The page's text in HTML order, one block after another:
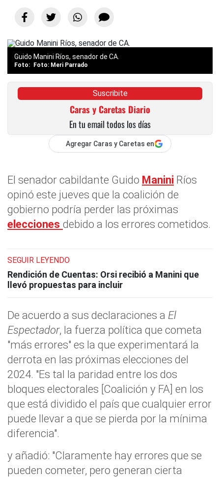
Guido Manini Ríos, senador de CA.
Foto: Meri Parrado
Suscribite
Caras y Caretas Diario
En tu email todos los días
Agregar Caras y Caretas en
El senador cabildante Guido Manini Ríos
opinó este jueves que la coalición de
gobierno podría perder las próximas
elecciones debido a los errores cometidos.
SEGUIR LEYENDO
Rendición de Cuentas: Orsi recibió a Manini que
llevó propuestas para incluir
De acuerdo a sus declaraciones a El
Espectador, la fuerza política que cometa
"más errores" es la que experimentará la
derrota en las próximas elecciones del
2024. "Es tal la paridad entre los dos
bloques electorales [Coalición y FA] en los
que está dividido el país que cualquier error
puede llevar a que se pierda por la mínima
diferencia".
y añadió: "Claramente hay errores que se
pueden cometer, pero generan cierta